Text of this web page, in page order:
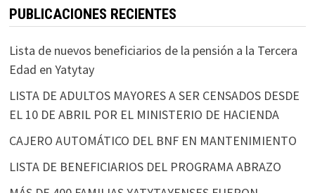
PUBLICACIONES RECIENTES
Lista de nuevos beneficiarios de la pensión a la Tercera
Edad en Yatytay
LISTA DE ADULTOS MAYORES A SER CENSADOS DESDE
EL 10 DE ABRIL POR EL MINISTERIO DE HACIENDA
CAJERO AUTOMÁTICO DEL BNF EN MANTENIMIENTO
LISTA DE BENEFICIARIOS DEL PROGRAMA ABRAZO